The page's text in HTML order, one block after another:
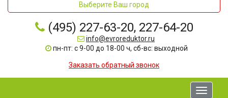
Выберите Ваш город
(495) 227-63-20, 227-64-20
info@evroreduktor.ru
пн-пт: с 9-00 до 18-00 ч, сб-вс: выходной
Заказать обратный звонок
Toggle